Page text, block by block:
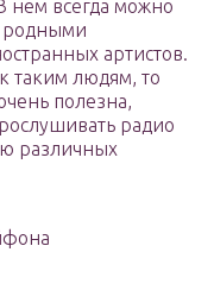
нем всегда можно
родными
артистов.
таким людям, то
полезна,
радио
различных